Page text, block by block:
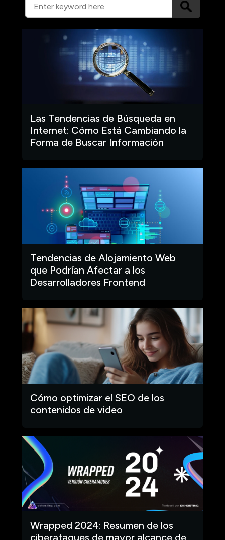
Las Tendencias de Búsqueda en
Internet: Cómo Está Cambiando la
Forma de Buscar Información
Tendencias de Alojamiento Web
que Podrían Afectar a los
Desarrolladores Frontend
Cómo optimizar el SEO de los
contenidos de video
Wrapped 2024: Resumen de los
ciberataques de mayor alcance de